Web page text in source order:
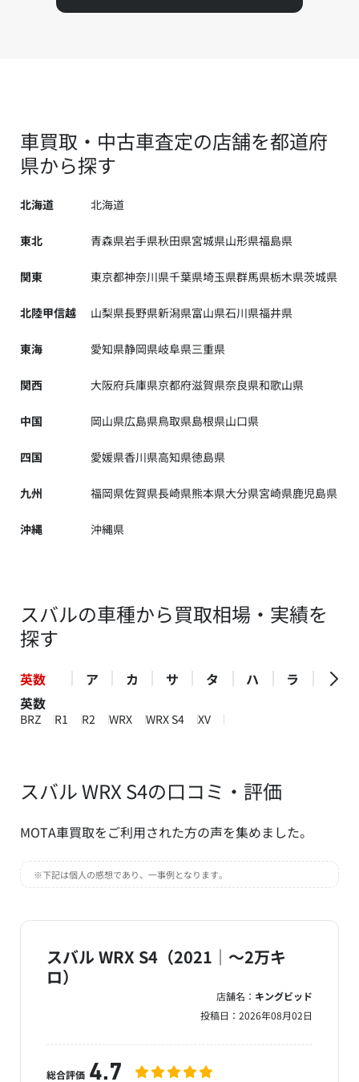
車買取・中古車査定の店舗を都道府
県から探す
北海道 北海道
東北 青森県岩手県秋田県宮城県山形県福島県
関東 東京都神奈川県千葉県埼玉県群馬県栃木県茨城県
北陸甲信越 山梨県長野県新潟県富山県石川県福井県
東海 愛知県静岡県岐阜県三重県
関西 大阪府兵庫県京都府滋賀県奈良県和歌山県
中国 岡山県広島県鳥取県島根県山口県
四国 愛媛県香川県高知県徳島県
九州 福岡県佐賀県長崎県熊本県大分県宮崎県鹿児島県
沖縄 沖縄県
スバルの車種から買取相場・実績を
探す
英数 ア カ サ タ ハ
ラ
英数
BRZ R1 R2 WRX WRX S4 XV
スバル WRX S4の口コミ・評価
MOTA車買取をご利用された方の声を集めました。
※下記は個人の感想であり、一事例となります。
スバル WRX S4（2021｜～2万キ
ロ）
店舗名： キングビッド
投稿日： 2026年08月02日
総合評価 4.7